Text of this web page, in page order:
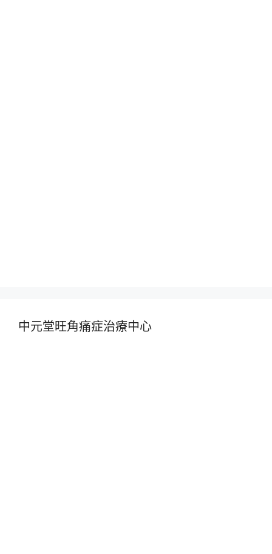
中元堂旺角痛症治療中心